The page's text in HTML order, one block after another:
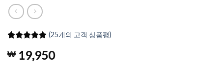
고객 평가
를 기준으
(25개의 고객 상품평)
₩ 19,950